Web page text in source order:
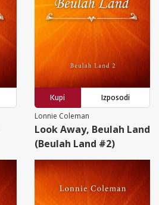
Kupi
Izposodi
Lonnie Coleman
Look Away, Beulah Land
(Beulah Land #2)